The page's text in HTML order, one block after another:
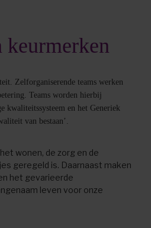
Zelforganiserende teams werken
Teams worden hierbij
kwaliteitssysteem en het Generiek
van bestaan’.
wonen, de zorg en de
geregeld is. Daarnaast maken
het gevarieerde
leven voor onze